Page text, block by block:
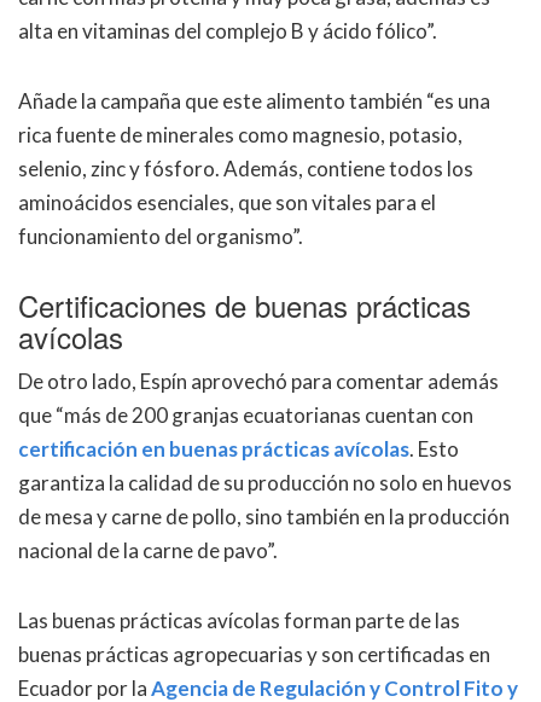
alta en vitaminas del complejo B y ácido fólico”.
Añade la campaña que este alimento también “es una
rica fuente de minerales como magnesio, potasio,
selenio, zinc y fósforo. Además, contiene todos los
aminoácidos esenciales, que son vitales para el
funcionamiento del organismo”.
Certificaciones de buenas prácticas
avícolas
De otro lado, Espín aprovechó para comentar además
que “más de 200 granjas ecuatorianas cuentan con
certificación en buenas prácticas avícolas. Esto
garantiza la calidad de su producción no solo en huevos
de mesa y carne de pollo, sino también en la producción
nacional de la carne de pavo”.
Las buenas prácticas avícolas forman parte de las
buenas prácticas agropecuarias y son certificadas en
Ecuador por laAgencia de Regulación y Control Fito y